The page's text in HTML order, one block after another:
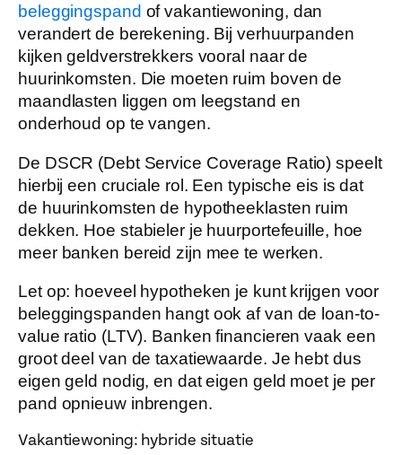
beleggingspand of vakantiewoning, dan
verandert de berekening. Bij verhuurpanden
kijken geldverstrekkers vooral naar de
huurinkomsten. Die moeten ruim boven de
maandlasten liggen om leegstand en
onderhoud op te vangen.
De DSCR (Debt Service Coverage Ratio) speelt
hierbij een cruciale rol. Een typische eis is dat
de huurinkomsten de hypotheeklasten ruim
dekken. Hoe stabieler je huurportefeuille, hoe
meer banken bereid zijn mee te werken.
Let op: hoeveel hypotheken je kunt krijgen voor
beleggingspanden hangt ook af van de loan-to-
value ratio (LTV). Banken financieren vaak een
groot deel van de taxatiewaarde. Je hebt dus
eigen geld nodig, en dat eigen geld moet je per
pand opnieuw inbrengen.
Vakantiewoning: hybride situatie